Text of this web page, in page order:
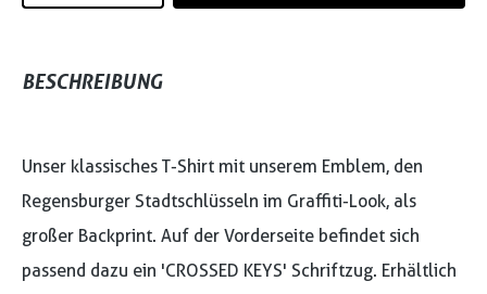
BESCHREIBUNG
Unser klassisches T-Shirt mit unserem Emblem, den
Regensburger Stadtschlüsseln im Graffiti-Look, als
großer Backprint. Auf der Vorderseite befindet sich
passend dazu ein 'CROSSED KEYS' Schriftzug. Erhältlich